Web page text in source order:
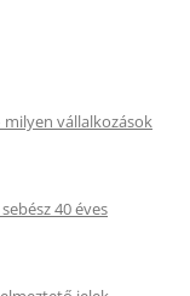
milyen vállalkozások
40 éves